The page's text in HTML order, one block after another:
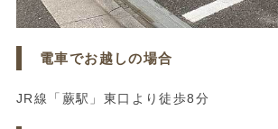
電車でお越しの場合
JR線「蕨駅」東口より徒歩8分